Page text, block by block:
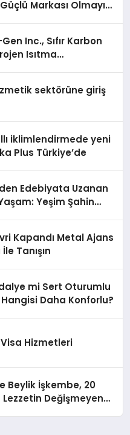
Güçlü Markası Olmayı
Inc., Sıfır Karbon
Isıtma
sektörüne giriş
iklimlendirmede yeni
Plus Türkiye’de
Edebiyata Uzanan
Yeşim Şahin
Kapandı Metal Ajans
Tanışın
mi Sert Oturumlu
Daha Konforlu?
Hizmetleri
Beylik İşkembe, 20
Lezzetin Değişmeyen